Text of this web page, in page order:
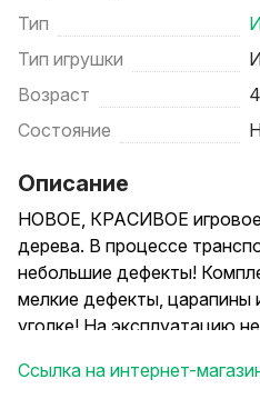
Тип
Тип игрушки
Возраст
Состояние
Описание
НОВОЕ, КРАСИВОЕ игровое
дерева. В процессе
небольшие дефекты!
мелкие дефекты, царапины
уголке! На эксплуатацию
Смотрите другие
Ссылка на интернет-